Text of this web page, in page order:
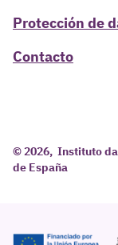
Protección de
Contacto
© 2026, Instituto
de España